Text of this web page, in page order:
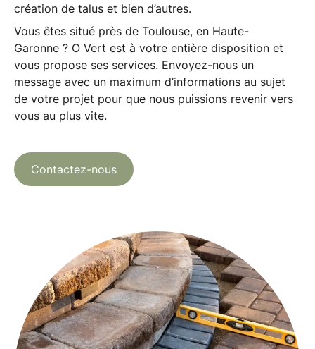
création de talus et bien d’autres.
Vous êtes situé près de Toulouse, en Haute-
Garonne ? O Vert est à votre entière disposition et
vous propose ses services. Envoyez-nous un
message avec un maximum d’informations au sujet
de votre projet pour que nous puissions revenir vers
vous au plus vite.
Contactez-nous